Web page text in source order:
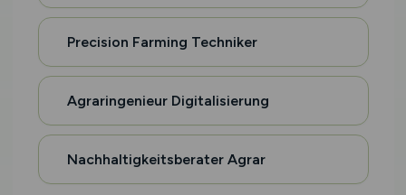
Precision Farming Techniker
Agraringenieur Digitalisierung
Nachhaltigkeitsberater Agrar